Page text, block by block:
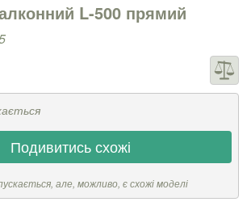
L-500 прямий
Подивитись схожі
але, можливо, є схожі моделі